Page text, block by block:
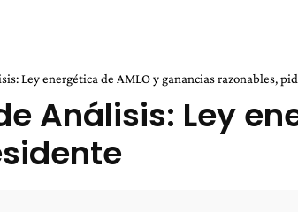
Ley energética de AMLO y ganancias razonables,
Análisis: Ley